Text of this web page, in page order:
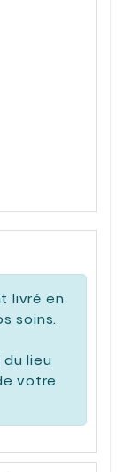
livré en
soins.
lieu
votre